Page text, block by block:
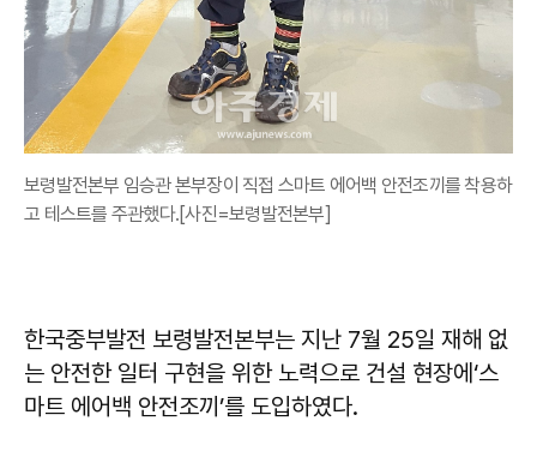
보령발전본부 임승관 본부장이 직접 스마트 에어백 안전조끼를 착용하
고 테스트를 주관했다.[사진=보령발전본부]
한국중부발전 보령발전본부는 지난 7월 25일 재해 없
는 안전한 일터 구현을 위한 노력으로 건설 현장에‘스
마트 에어백 안전조끼’를 도입하였다.